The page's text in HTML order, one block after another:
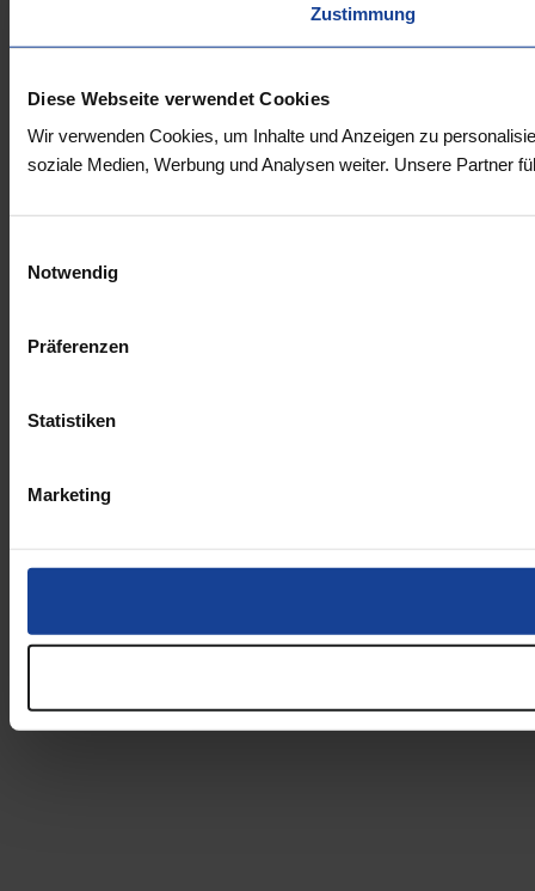
Zustimmung
Diese Webseite verwendet Cookies
Wir verwenden Cookies, um Inhalte und Anzeigen zu
soziale Medien, Werbung und Analysen weiter. Unsere Partner
Notwendig
Präferenzen
Statistiken
Marketing